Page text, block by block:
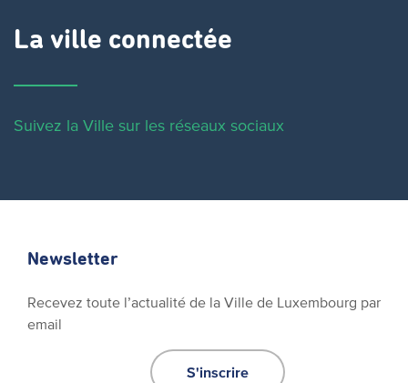
La ville connectée
Suivez la Ville sur les réseaux sociaux
Newsletter
Recevez toute l’actualité de la Ville de Luxembourg par
email
S'inscrire